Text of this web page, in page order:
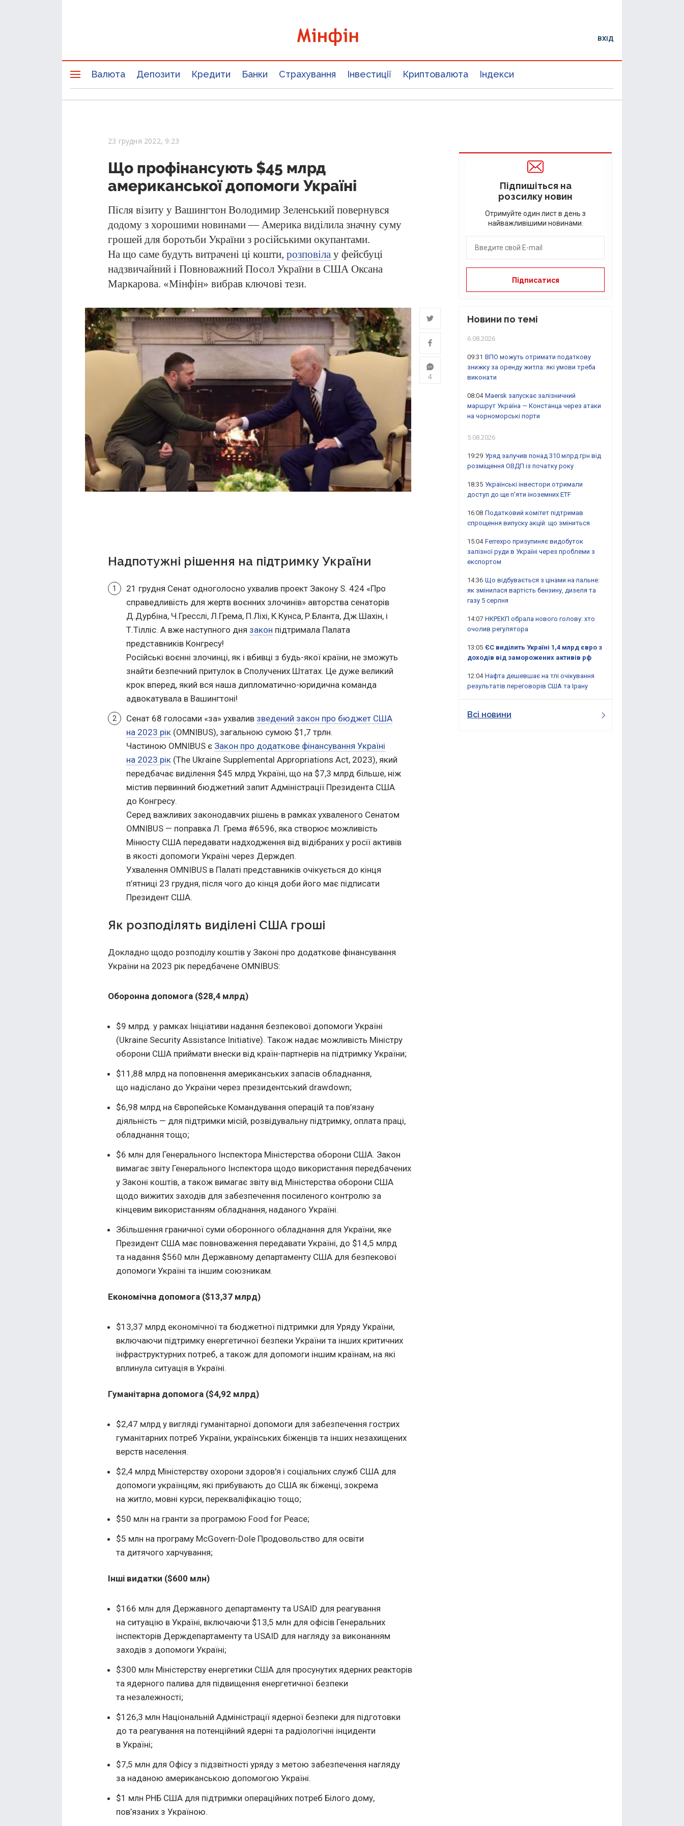
ВХІД
Валюта Депозити Кредити Банки Страхування Інвестиції Криптовалюта Індекси
23 грудня 2022, 9:23
Що профінансують $45 млрд
американської допомоги Україні
Після візиту у Вашингтон Володимир Зеленський повернувся
додому з хорошими новинами — Америка виділила значну суму
грошей для боротьби України з російськими окупантами.
На що саме будуть витрачені ці кошти, розповіла у фейсбуці
надзвичайний і Повноважний Посол України в США Оксана
Маркарова. «Мінфін» вибрав ключові тези.
4
Надпотужні рішення на підтримку України
21 грудня Сенат одноголосно ухвалив проект Закону S. 424 «Про
справедливість для жертв воєнних злочинів» авторства сенаторів
Д.Дурбіна, Ч.Гресслі, Л.Грема, П.Ліхі, К.Кунса, Р.Бланта, Дж.Шахін, і
Т.Тілліс. А вже наступного дня закон підтримала Палата
представників Конгресу!
Російські воєнні злочинці, як і вбивці з будь-якої країни, не зможуть
знайти безпечний притулок в Сполучених Штатах. Це дуже великий
крок вперед, який вся наша дипломатично-юридична команда
адвокатувала в Вашингтоні!
Сенат 68 голосами «за» ухвалив зведений закон про бюджет США
на 2023 рік (OMNIBUS), загальною сумою $1,7 трлн.
Частиною OMNIBUS є Закон про додаткове фінансування Україні
на 2023 рік (The Ukraine Supplemental Appropriations Act, 2023), який
передбачає виділення $45 млрд Україні, що на $7,3 млрд більше, ніж
містив первинний бюджетний запит Адміністрації Президента США
до Конгресу.
Серед важливих законодавчих рішень в рамках ухваленого Сенатом
OMNIBUS — поправка Л. Грема #6596, яка створює можливість
Мінюсту США передавати надходження від відібраних у росії активів
в якості допомоги Україні через Держдеп.
Ухвалення OMNIBUS в Палаті представників очікується до кінця
п’ятниці 23 грудня, після чого до кінця доби його має підписати
Президент США.
Як розподілять виділені США гроші
Докладно щодо розподілу коштів у Законі про додаткове фінансування
України на 2023 рік передбачене OMNIBUS:
Оборонна допомога ($28,4 млрд)
$9 млрд. у рамках Ініціативи надання безпекової допомоги Україні
(Ukraine Security Assistance Initiative). Також надає можливість Міністру
оборони США приймати внески від країн-партнерів на підтримку України;
$11,88 млрд на поповнення американських запасів обладнання,
що надіслано до України через президентський drawdown;
$6,98 млрд на Європейське Командування операцій та пов’язану
діяльність — для підтримки місій, розвідувальну підтримку, оплата праці,
обладнання тощо;
$6 млн для Генерального Інспектора Міністерства оборони США. Закон
вимагає звіту Генерального Інспектора щодо використання передбачених
у Законі коштів, а також вимагає звіту від Міністерства оборони США
щодо вижитих заходів для забезпечення посиленого контролю за
кінцевим використанням обладнання, наданого Україні.
Збільшення граничної суми оборонного обладнання для України, яке
Президент США має повноваження передавати Україні, до $14,5 млрд
та надання $560 млн Державному департаменту США для безпекової
допомоги Україні та іншим союзникам.
Економічна допомога ($13,37 млрд)
$13,37 млрд економічної та бюджетної підтримки для Уряду України,
включаючи підтримку енергетичної безпеки України та інших критичних
інфраструктурних потреб, а також для допомоги іншим країнам, на які
вплинула ситуація в Україні.
Гуманітарна допомога ($4,92 млрд)
$2,47 млрд у вигляді гуманітарної допомоги для забезпечення гострих
гуманітарних потреб України, українських біженців та інших незахищених
верств населення.
$2,4 млрд Міністерству охорони здоров'я і соціальних служб США для
допомоги українцям, які прибувають до США як біженці, зокрема
на житло, мовні курси, перекваліфікацію тощо;
$50 млн на гранти за програмою Food for Peace;
$5 млн на програму McGovern-Dole Продовольство для освіти
та дитячого харчування;
Інші видатки ($600 млн)
$166 млн для Державного департаменту та USAID для реагування
на ситуацію в Україні, включаючи $13,5 млн для офісів Генеральних
інспекторів Держдепартаменту та USAID для нагляду за виконанням
заходів з допомоги Україні;
$300 млн Міністерству енергетики США для просунутих ядерних реакторів
та ядерного палива для підвищення енергетичної безпеки
та незалежності;
$126,3 млн Національній Адміністрації ядерної безпеки для підготовки
до та реагування на потенційний ядерні та радіологічні інциденти
в Україні;
$7,5 млн для Офісу з підзвітності уряду з метою забезпечення нагляду
за наданою американською допомогою Україні.
$1 млн РНБ США для підтримки операційних потреб Білого дому,
пов’язаних з Україною.
Підпишіться на
розсилку новин
Отримуйте один лист в день з
найважливішими новинами.
Новини по темі
6.08.2026
09:31 ВПО можуть отримати податкову
знижку за оренду житла: які умови треба
виконати
08:04 Maersk запускає залізничний
маршрут Україна — Констанца через атаки
на чорноморські порти
5.08.2026
19:29 Уряд залучив понад 310 млрд грн від
розміщення ОВДП із початку року
18:35 Українські інвестори отримали
доступ до ще п'яти іноземних ETF
16:08 Податковий комітет підтримав
спрощення випуску акцій: що зміниться
15:04 Ferrexpo призупиняє видобуток
залізної руди в Україні через проблеми з
експортом
14:36 Що відбувається з цінами на пальне:
як змінилася вартість бензину, дизеля та
газу 5 серпня
14:07 НКРЕКП обрала нового голову: хто
очолив регулятора
13:05 ЄС виділить Україні 1,4 млрд євро з
доходів від заморожених активів рф
12:04 Нафта дешевшає на тлі очікування
результатів переговорів США та Ірану
Всі новини